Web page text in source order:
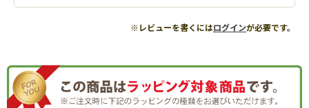
※レビューを書くにはログインが必要です。